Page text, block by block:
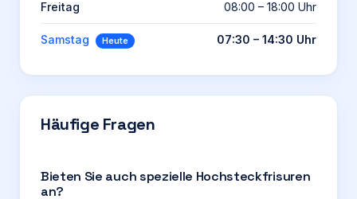
Freitag 08:00 – 18:00 Uhr
Samstag Heute 07:30 – 14:30 Uhr
Häufige Fragen
Bieten Sie auch spezielle Hochsteckfrisuren
an?